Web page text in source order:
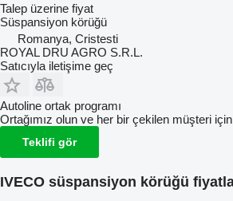
Talep üzerine fiyat
Süspansiyon körüğü
Romanya, Cristesti
ROYAL DRU AGRO S.R.L.
Satıcıyla iletişime geç
Autoline ortak programı
Ortağımız olun ve her bir çekilen müşteri
Teklifi gör
IVECO süspansiyon körüğü